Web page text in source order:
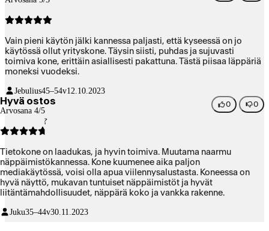
Vain pieni käytön jälki kannessa paljasti, että kyseessä on jo
käytössä ollut yrityskone. Täysin siisti, puhdas ja sujuvasti
toimiva kone, erittäin asiallisesti pakattuna. Tästä piisaa läppäriä
moneksi vuodeksi.
Jebulius45–54v12.10.2023
Hyvä ostos
Arvosana 4/5
0 0
Tietokone on laadukas, ja hyvin toimiva. Muutama naarmu
näppäimistökannessa. Kone kuumenee aika paljon
mediakäytössä, voisi olla apua viilennysalustasta. Koneessa on
hyvä näyttö, mukavan tuntuiset näppäimistöt ja hyvät
liitäntämahdollisuudet, näppärä koko ja vankka rakenne.
Juku35–44v30.11.2023